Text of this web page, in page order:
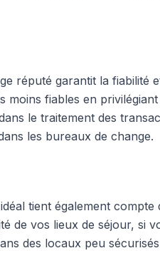
réputé garantit la fiabilité
moins fiables en
le traitement des
les bureaux de change.
tient également
de vos lieux de séjour, si
des locaux peu